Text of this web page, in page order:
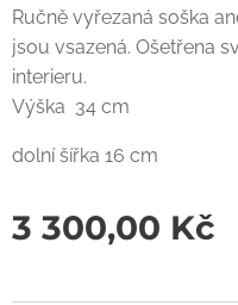
Ručně vyřezaná soška
jsou vsazená. Ošetřena
interieru.
Výška 34 cm
dolní šířka 16 cm
3 300,00 Kč